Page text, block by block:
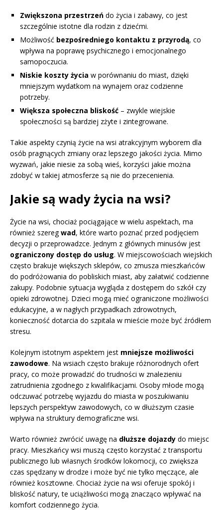
Zwiększona przestrzeń do życia i zabawy, co jest
szczególnie istotne dla rodzin z dziećmi.
Możliwość bezpośredniego kontaktu z przyrodą, co
wpływa na poprawę psychicznego i emocjonalnego
samopoczucia.
Niskie koszty życia w porównaniu do miast, dzięki
mniejszym wydatkom na wynajem oraz codzienne
potrzeby.
Większa społeczna bliskość – zwykle wiejskie
społeczności są bardziej zżyte i zintegrowane.
Takie aspekty czynią życie na wsi atrakcyjnym wyborem dla
osób pragnących zmiany oraz lepszego jakości życia. Mimo
wyzwań, jakie niesie za sobą wieś, korzyści jakie można
zdobyć w takiej atmosferze są nie do przecenienia.
Jakie są wady życia na wsi?
Życie na wsi, chociaż pociągające w wielu aspektach, ma
również szeregwad, które warto poznać przed podjęciem
decyzji o przeprowadzce. Jednym z głównych minusów jest
ograniczony dostęp do usług. W miejscowościach wiejskich
często brakuje większych sklepów, co zmusza mieszkańców
do podróżowania do pobliskich miast, aby załatwić codzienne
zakupy. Podobnie sytuacja wygląda z dostępem do szkół czy
opieki zdrowotnej. Dzieci mogą mieć ograniczone możliwości
edukacyjne, a w nagłych przypadkach zdrowotnych,
konieczność dotarcia do szpitala w mieście może być źródłem
stresu.
Kolejnym istotnym aspektem jest mniejsze możliwości
zawodowe. Na wsiach często brakuje różnorodnych ofert
pracy, co może prowadzić do trudności w znalezieniu
zatrudnienia zgodnego z kwalifikacjami. Osoby młode mogą
odczuwać potrzebę wyjazdu do miasta w poszukiwaniu
lepszych perspektyw zawodowych, co w dłuższym czasie
wpływa na struktury demograficzne wsi.
Warto również zwrócić uwagę na dłuższe dojazdy do miejsc
pracy. Mieszkańcy wsi muszą często korzystać z transportu
publicznego lub własnych środków lokomocji, co zwiększa
czas spędzany w drodze i może być nie tylko męczące, ale
również kosztowne. Chociaż życie na wsi oferuje spokój i
bliskość natury, te uciążliwości mogą znacząco wpływać na
komfort codziennego życia.